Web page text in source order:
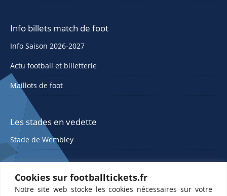
Cookies sur footballtickets.fr
Notre site web stocke les cookies nécessaires sur votre
Info billets match de foot
Info Saison 2026-2027
Actu football et billetterie
Maillots de foot
Les stades en vedette
Stade de Wembley